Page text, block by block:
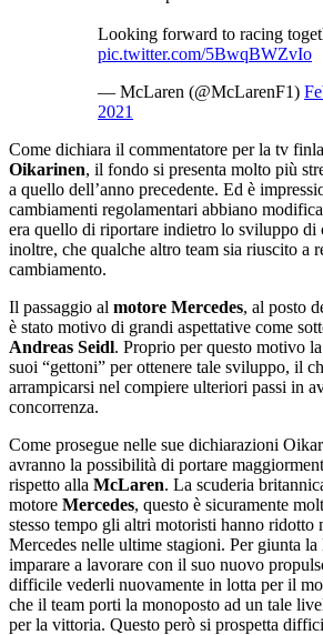
Looking forward to racing
pic.twitter.com/5BwqBWZvIo
— McLaren (@McLarenF1)
2021
Come dichiara il commentatore per la tv
Oikarinen, il fondo si presenta molto più
a quello dell’anno precedente. Ed è
cambiamenti regolamentari abbiano
era quello di riportare indietro lo sviluppo di
inoltre, che qualche altro team sia riuscito a
cambiamento.
Il passaggio al motore Mercedes, al posto
è stato motivo di grandi aspettative come
Andreas Seidl. Proprio per questo motivo
suoi “gettoni” per ottenere tale sviluppo, il
arrampicarsi nel compiere ulteriori passi in
concorrenza.
Come prosegue nelle sue dichiarazioni
avranno la possibilità di portare
rispetto alla McLaren. La scuderia
motore Mercedes, questo è sicuramente
stesso tempo gli altri motoristi hanno ridotto
Mercedes nelle ultime stagioni. Per giunta
imparare a lavorare con il suo nuovo
difficile vederli nuovamente in lotta per il
che il team porti la monoposto ad un tale
per la vittoria. Questo però si prospetta